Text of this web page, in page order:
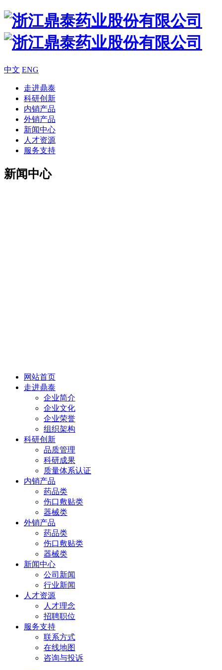
中文 ENG
走进鼎泰
科研创新
内销产品
外销产品
新闻中心
人才资源
服务支持
新闻中心
网站首页
走进鼎泰
企业简介
企业文化
企业荣誉
组织架构
科研创新
品质管理
科研成果
质量体系认证
内销产品
药品类
伤口敷贴类
器械类
外销产品
药品类
伤口敷贴类
器械类
新闻中心
公司新闻
行业新闻
人才资源
人才理念
招聘职位
服务支持
联系方式
在线地图
咨询与投诉